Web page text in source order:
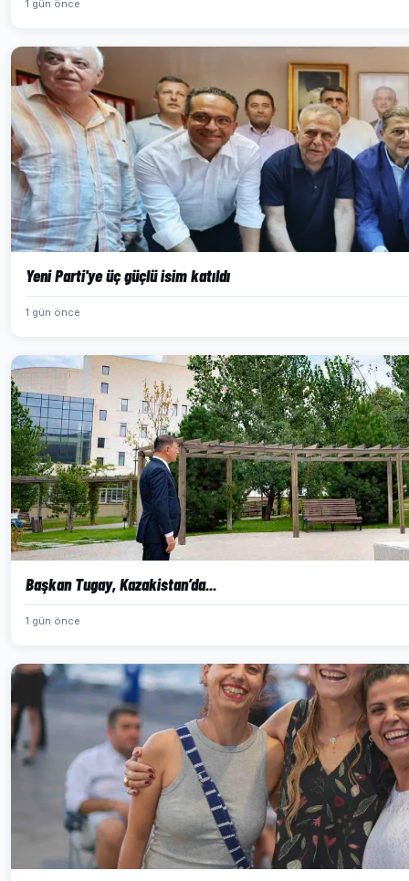
1 gün önce
Yeni Parti'ye üç güçlü isim katıldı
1 gün önce
Başkan Tugay, Kazakistan’da...
1 gün önce